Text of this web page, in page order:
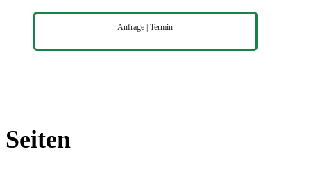
Anfrage | Termin
Seiten